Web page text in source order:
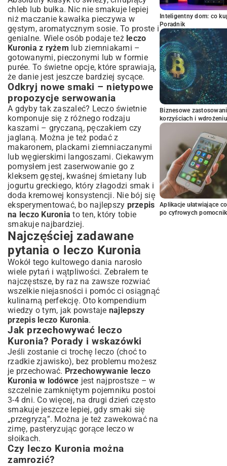
chleb lub bułka. Nic nie smakuje lepiej
niż maczanie kawałka pieczywa w
gęstym, aromatycznym sosie. To proste i
genialne. Wiele osób podaje też leczo
Kuronia z ryżem lub ziemniakami –
gotowanymi, pieczonymi lub w formie
purée. To świetne opcje, które sprawiają,
że danie jest jeszcze bardziej sycące.
Odkryj nowe smaki – nietypowe
propozycje serwowania
A gdyby tak zaszaleć? Leczo świetnie
komponuje się z różnego rodzaju
kaszami – gryczaną, pęczakiem czy
jaglaną. Można je też podać z
makaronem, plackami ziemniaczanymi
lub węgierskimi langoszami. Ciekawym
pomysłem jest zaserwowanie go z
kleksem gęstej, kwaśnej śmietany lub
jogurtu greckiego, który złagodzi smak i
doda kremowej konsystencji. Nie bój się
eksperymentować, bo najlepszy przepis
na leczo Kuronia to ten, który tobie
smakuje najbardziej.
Najczęściej zadawane
pytania o leczo Kuronia
Wokół tego kultowego dania narosło
wiele pytań i wątpliwości. Zebrałem te
najczęstsze, by raz na zawsze rozwiać
wszelkie niejasności i pomóc ci osiągnąć
kulinarną perfekcję. Oto kompendium
wiedzy o tym, jak powstaje najlepszy
przepis leczo Kuronia.
Jak przechowywać leczo
Kuronia? Porady i wskazówki
Jeśli zostanie ci trochę leczo (choć to
rzadkie zjawisko), bez problemu możesz
je przechować. Przechowywanie leczo
Kuronia w lodówce jest najprostsze – w
szczelnie zamkniętym pojemniku postoi
3-4 dni. Co więcej, na drugi dzień często
smakuje jeszcze lepiej, gdy smaki się
„przegryzą”. Można je też zawekować na
zimę, pasteryzując gorące leczo w
słoikach.
Czy leczo Kuronia można
zamrozić?
Inteligentny dom: co
Poradnik
Biznesowe
korzyściach i wdrożeniu
Aplikacje ułatwiające
po cyfrowych